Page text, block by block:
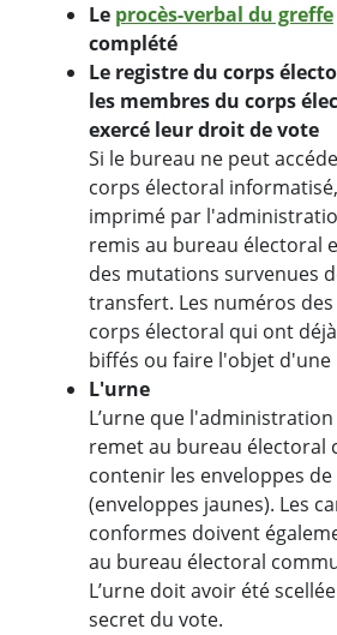
Le procès-verbal du greffe
complété
Le registre du corps
les membres du corps
exercé leur droit de vote
Si le bureau ne peut
corps électoral
imprimé par
remis au bureau électoral
des mutations survenues
transfert. Les numéros
corps électoral qui ont
biffés ou faire l'objet d'une
L'urne
L’urne que
remet au bureau électoral
contenir les enveloppes
(enveloppes jaunes). Les
conformes doivent
au bureau électoral
L’urne doit avoir été
secret du vote.